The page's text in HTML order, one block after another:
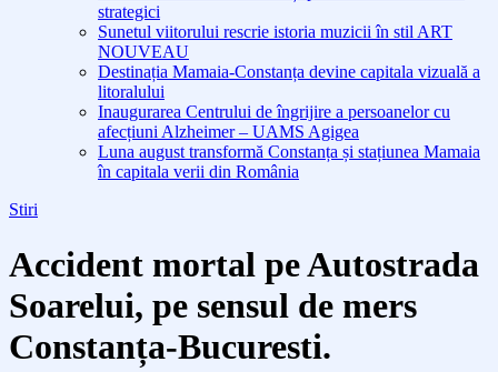
strategici
Sunetul viitorului rescrie istoria muzicii în stil ART
NOUVEAU
Destinația Mamaia-Constanța devine capitala vizuală a
litoralului
Inaugurarea Centrului de îngrijire a persoanelor cu
afecțiuni Alzheimer – UAMS Agigea
Luna august transformă Constanța și stațiunea Mamaia
în capitala verii din România
Stiri
Accident mortal pe Autostrada
Soarelui, pe sensul de mers
Constanța-Bucuresti.